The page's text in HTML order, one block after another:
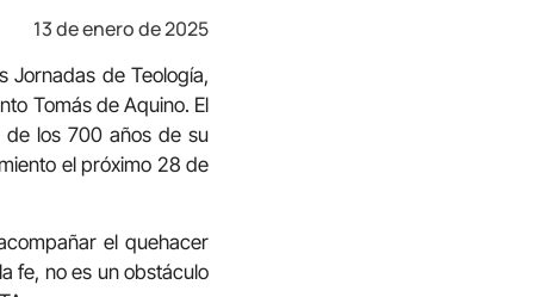
13 de enero de 2025
Jornadas de Teología,
Tomás de Aquino. El
de los 700 años de su
el próximo 28 de
el quehacer
fe, no es un obstáculo